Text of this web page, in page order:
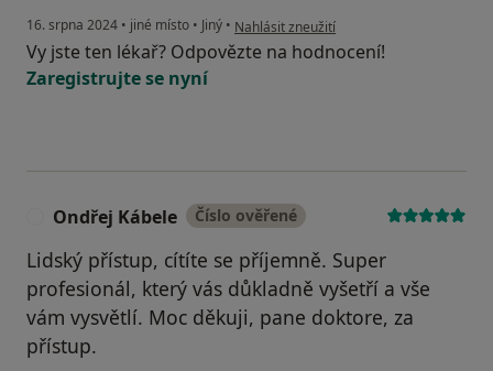
16. srpna 2024 • jiné místo • Jiný • podle názoru uživatele KK
Nahlásit zneužití
Vy jste ten lékař? Odpovězte na hodnocení!
Zaregistrujte se nyní
Ondřej Kábele Číslo ověřené
Lidský přístup, cítíte se příjemně. Super
profesionál, který vás důkladně vyšetří a vše
vám vysvětlí. Moc děkuji, pane doktore, za
přístup.